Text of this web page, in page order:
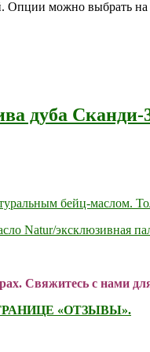
Опции можно выбрать на
дуба Сканди-
бейц-маслом.
Natur/эксклюзивная
Свяжитесь с нами
«ОТЗЫВЫ».